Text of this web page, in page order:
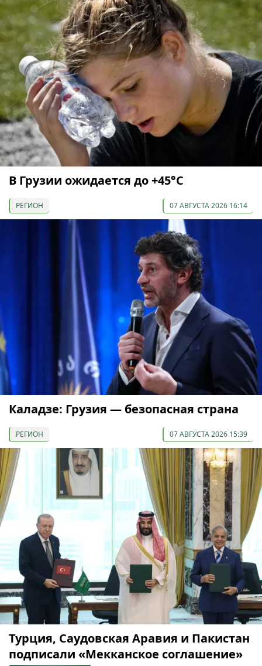
В Грузии ожидается до +45°С
РЕГИОН 07 АВГУСТА 2026 16:14
Каладзе: Грузия — безопасная страна
РЕГИОН 07 АВГУСТА 2026 15:39
Турция, Саудовская Аравия и Пакистан
подписали «Мекканское соглашение»